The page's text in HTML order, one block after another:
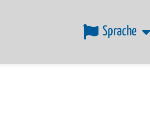
Sprache